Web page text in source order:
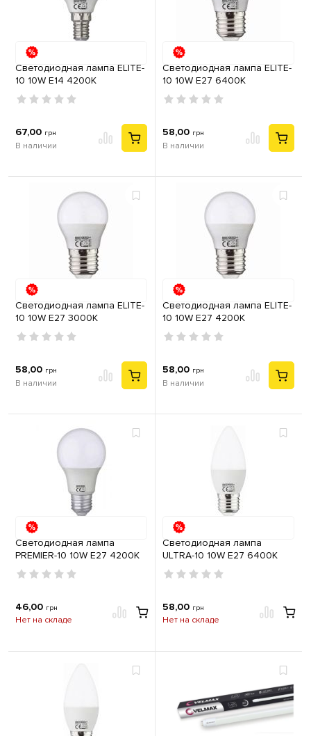
Светодиодная лампа ELITE-
10 10W Е14 4200K
67,00 грн
В наличии
Светодиодная лампа ELITE-
10 10W Е27 6400K
58,00 грн
В наличии
Светодиодная лампа ELITE-
10 10W Е27 3000K
58,00 грн
В наличии
Светодиодная лампа ELITE-
10 10W Е27 4200K
58,00 грн
В наличии
Cветодиодная лампа
PREMIER-10 10W E27 4200К
46,00 грн
Нет на складе
Светодиодная лампа
ULTRA-10 10W E27 6400К
58,00 грн
Нет на складе